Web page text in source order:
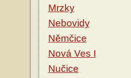
Mrzky
Nebovidy
Němčice
Nová Ves I
Nučice